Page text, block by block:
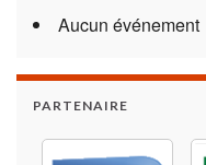
Aucun événement
PARTENAIRE